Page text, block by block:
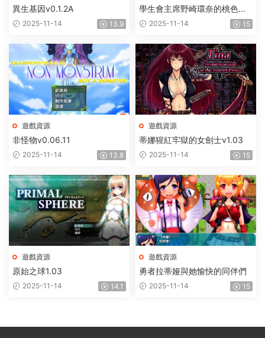
異生基因v0.1.2A
2025-11-14 13.9
學生會主席野崎環奈的桃色煩
惱 2025-11-14 15
遊戲資源
非怪物v0.06.11
2025-11-14 13.8
遊戲資源
蒂娜猩紅牢獄的女劍士v1.03
2025-11-14 15
遊戲資源
原始之球1.03
2025-11-14 14.1
遊戲資源
勇者拉蒂娅與她愉快的同伴們
2025-11-14 15